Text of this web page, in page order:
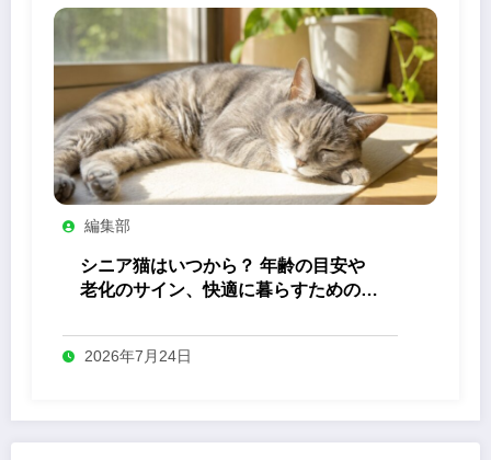
編集部
シニア猫はいつから？ 年齢の目安や
老化のサイン、快適に暮らすためのケ
2026年7月24日